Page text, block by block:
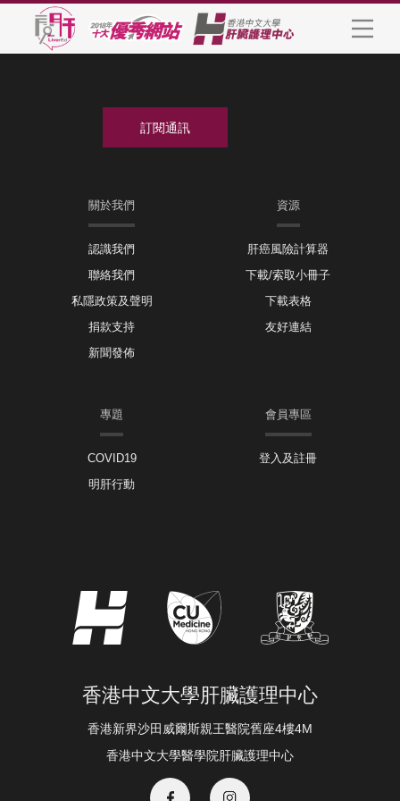
關於我們
認識我們
聯絡我們
私隱政策及聲明
捐款支持
新聞發佈
資源
肝癌風險計算器
下載/索取小冊子
下載表格
友好連結
專題
COVID19
明肝行動
會員專區
登入及註冊
香港中文大學肝臟護理中心
香港新界沙田威爾斯親王醫院舊座4樓4M
香港中文大學醫學院肝臟護理中心